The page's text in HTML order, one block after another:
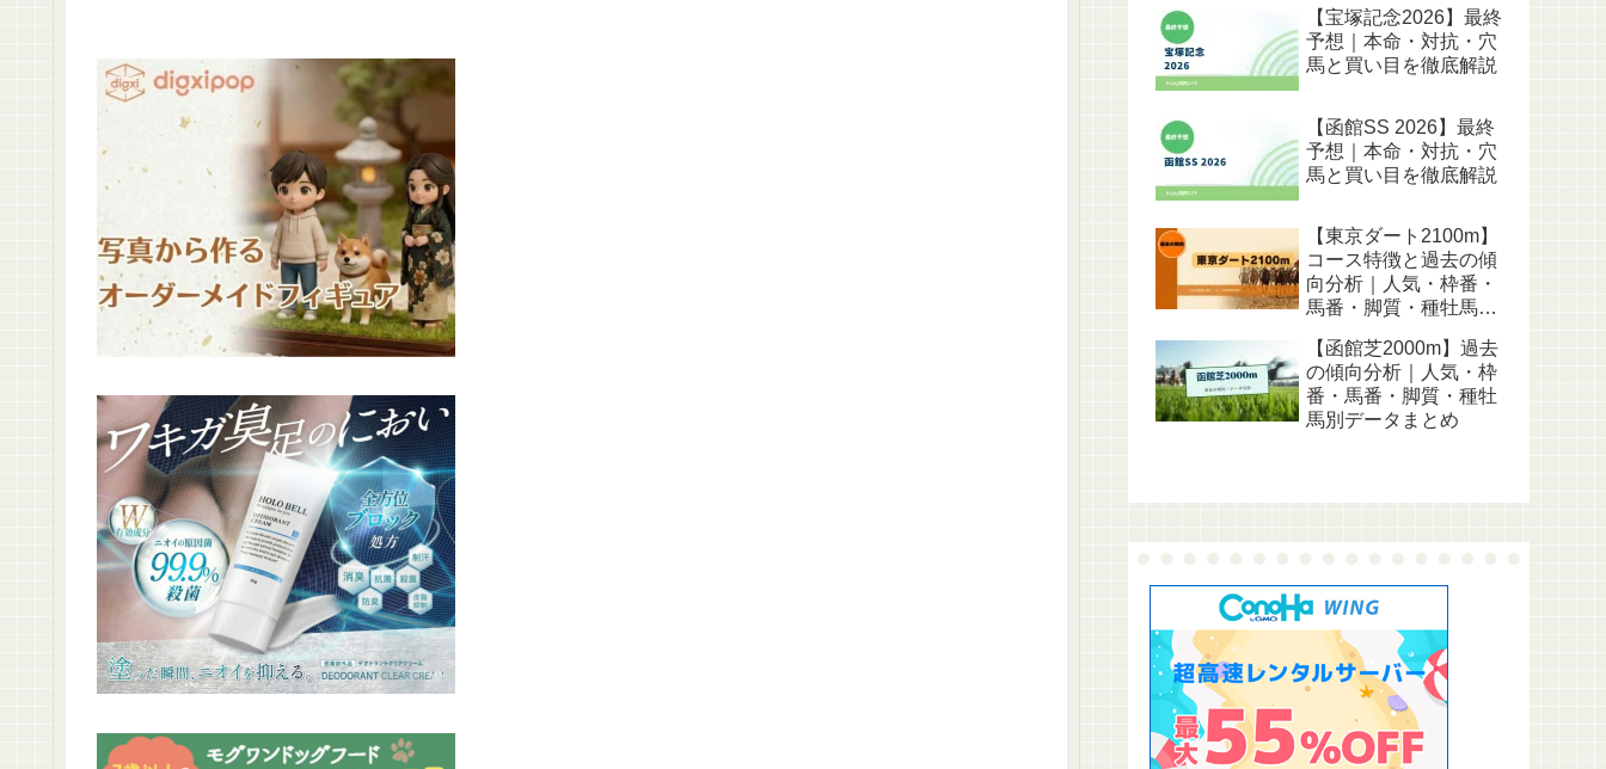
【宝塚記念2026】最終
予想｜本命・対抗・穴
馬と買い目を徹底解説
【函館SS 2026】最終
予想｜本命・対抗・穴
馬と買い目を徹底解説
【東京ダート2100m】
コース特徴と過去の傾
向分析｜人気・枠番・
馬番・脚質・種牡馬別
【函館芝2000m】過去
の傾向分析｜人気・枠
番・馬番・脚質・種牡
馬別データまとめ